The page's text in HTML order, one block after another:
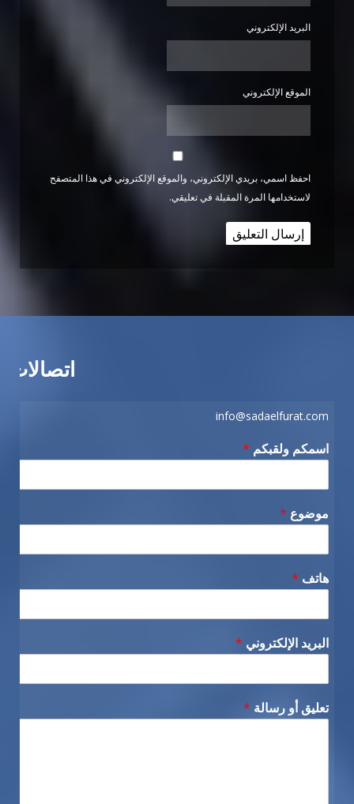
البريد الإلكتروني
الموقع الإلكتروني
احفظ اسمي، بريدي الإلكتروني، والموقع الإلكتروني في هذا المتصفح
لاستخدامها المرة المقبلة في تعليقي.
اتصالات
info@sadaelfurat.com
اسمكم ولقبكم *
موضوع *
هاتف *
البريد الإلكتروني *
تعليق أو رسالة *